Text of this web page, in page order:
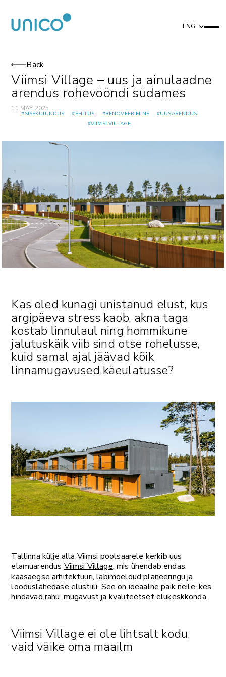
ENG
Back
Viimsi Village – uus ja ainulaadne
arendus rohevööndi südames
11 MAY 2025
#SISEKUJUNDUS #EHITUS #RENOVEERIMINE #UUSARENDUS
#VIIMSI VILLAGE
Kas oled kunagi unistanud elust, kus
argipäeva stress kaob, akna taga
kostab linnulaul ning hommikune
jalutuskäik viib sind otse rohelusse,
kuid samal ajal jäävad kõik
linnamugavused käeulatusse?
Tallinna külje alla Viimsi poolsaarele kerkib uus
elamuarendus Viimsi Village, mis ühendab endas
kaasaegse arhitektuuri, läbimõeldud planeeringu ja
looduslähedase elustiili. See on ideaalne paik neile, kes
hindavad rahu, mugavust ja kvaliteetset elukeskkonda.​
Viimsi Village ei ole lihtsalt kodu,
vaid väike oma maailm